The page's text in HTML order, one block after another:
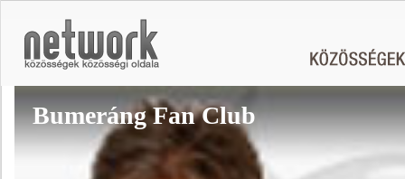
Bumeráng Fan Club